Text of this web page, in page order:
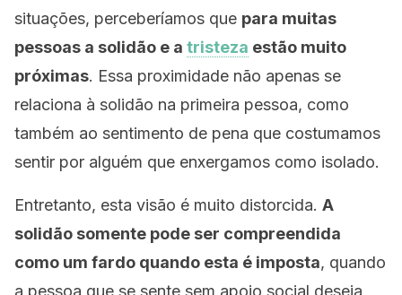
situações, perceberíamos que para muitas
pessoas a solidão e a tristeza estão muito
próximas. Essa proximidade não apenas se
relaciona à solidão na primeira pessoa, como
também ao sentimento de pena que costumamos
sentir por alguém que enxergamos como isolado.
Entretanto, esta visão é muito distorcida. A
solidão somente pode ser compreendida
como um fardo quando esta é imposta, quando
a pessoa que se sente sem apoio social deseja